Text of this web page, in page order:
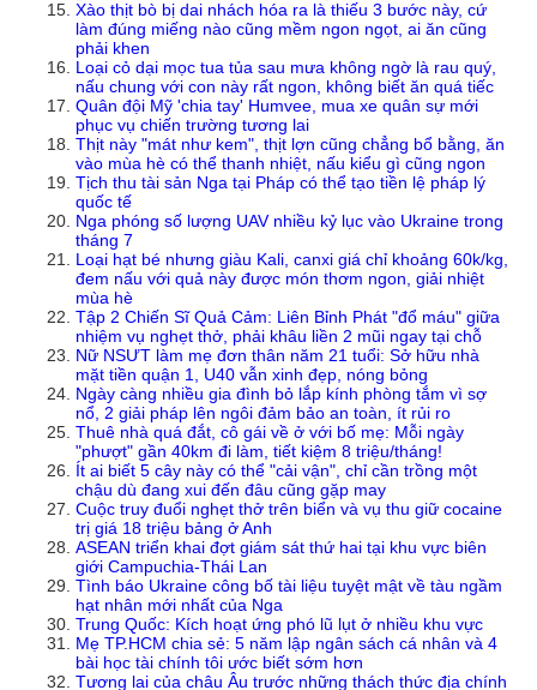
Xào thịt bò bị dai nhách hóa ra là thiếu 3 bước này, cứ
làm đúng miếng nào cũng mềm ngon ngọt, ai ăn cũng
phải khen
Loại cỏ dại mọc tua tủa sau mưa không ngờ là rau quý,
nấu chung với con này rất ngon, không biết ăn quá tiếc
Quân đội Mỹ 'chia tay' Humvee, mua xe quân sự mới
phục vụ chiến trường tương lai
Thịt này "mát như kem", thịt lợn cũng chẳng bổ bằng, ăn
vào mùa hè có thể thanh nhiệt, nấu kiểu gì cũng ngon
Tịch thu tài sản Nga tại Pháp có thể tạo tiền lệ pháp lý
quốc tế
Nga phóng số lượng UAV nhiều kỷ lục vào Ukraine trong
tháng 7
Loại hạt bé nhưng giàu Kali, canxi giá chỉ khoảng 60k/kg,
đem nấu với quả này được món thơm ngon, giải nhiệt
mùa hè
Tập 2 Chiến Sĩ Quả Cảm: Liên Bỉnh Phát "đổ máu" giữa
nhiệm vụ nghẹt thở, phải khâu liền 2 mũi ngay tại chỗ
Nữ NSƯT làm mẹ đơn thân năm 21 tuổi: Sở hữu nhà
mặt tiền quận 1, U40 vẫn xinh đẹp, nóng bỏng
Ngày càng nhiều gia đình bỏ lắp kính phòng tắm vì sợ
nổ, 2 giải pháp lên ngôi đảm bảo an toàn, ít rủi ro
Thuê nhà quá đắt, cô gái về ở với bố mẹ: Mỗi ngày
"phượt" gần 40km đi làm, tiết kiệm 8 triệu/tháng!
Ít ai biết 5 cây này có thể "cải vận", chỉ cần trồng một
chậu dù đang xui đến đâu cũng gặp may
Cuộc truy đuổi nghẹt thở trên biển và vụ thu giữ cocaine
trị giá 18 triệu bảng ở Anh
ASEAN triển khai đợt giám sát thứ hai tại khu vực biên
giới Campuchia-Thái Lan
Tình báo Ukraine công bố tài liệu tuyệt mật về tàu ngầm
hạt nhân mới nhất của Nga
Trung Quốc: Kích hoạt ứng phó lũ lụt ở nhiều khu vực
Mẹ TP.HCM chia sẻ: 5 năm lập ngân sách cá nhân và 4
bài học tài chính tôi ước biết sớm hơn
Tương lai của châu Âu trước những thách thức địa chính